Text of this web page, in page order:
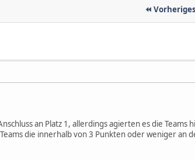
⏪ Vorheriges
an Platz 1, allerdings agierten es die Teams
die innerhalb von 3 Punkten oder weniger an